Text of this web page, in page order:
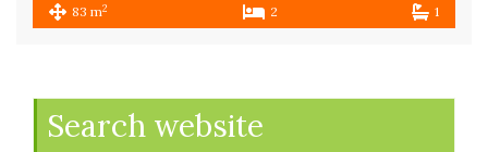
83 m2 2 1
Search website